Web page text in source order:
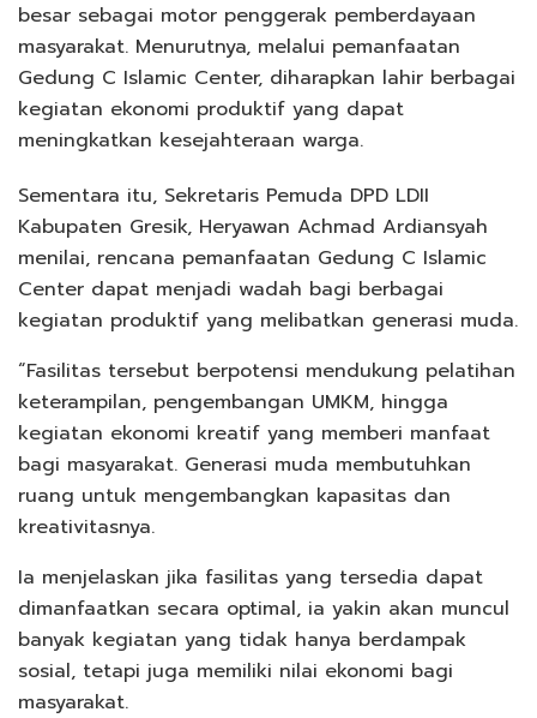
besar sebagai motor penggerak pemberdayaan
masyarakat. Menurutnya, melalui pemanfaatan
Gedung C Islamic Center, diharapkan lahir berbagai
kegiatan ekonomi produktif yang dapat
meningkatkan kesejahteraan warga.
Sementara itu, Sekretaris Pemuda DPD LDII
Kabupaten Gresik, Heryawan Achmad Ardiansyah
menilai, rencana pemanfaatan Gedung C Islamic
Center dapat menjadi wadah bagi berbagai
kegiatan produktif yang melibatkan generasi muda.
“Fasilitas tersebut berpotensi mendukung pelatihan
keterampilan, pengembangan UMKM, hingga
kegiatan ekonomi kreatif yang memberi manfaat
bagi masyarakat. Generasi muda membutuhkan
ruang untuk mengembangkan kapasitas dan
kreativitasnya.
Ia menjelaskan jika fasilitas yang tersedia dapat
dimanfaatkan secara optimal, ia yakin akan muncul
banyak kegiatan yang tidak hanya berdampak
sosial, tetapi juga memiliki nilai ekonomi bagi
masyarakat.